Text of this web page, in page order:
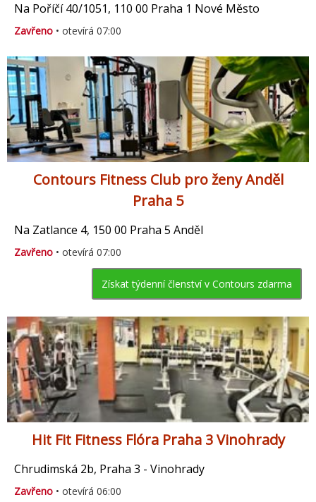
Na Poříčí 40/1051, 110 00 Praha 1 Nové Město
Zavřeno • otevírá 07:00
Contours Fitness Club pro ženy Anděl
Praha 5
Na Zatlance 4, 150 00 Praha 5 Anděl
Zavřeno • otevírá 07:00
Získat týdenní členství v Contours zdarma
Hit Fit Fitness Flóra Praha 3 Vinohrady
Chrudimská 2b, Praha 3 - Vinohrady
Zavřeno • otevírá 06:00